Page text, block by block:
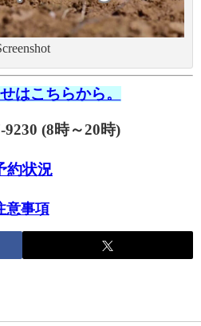
はこちらから。
9230 (8時～20時)
約状況
意事項